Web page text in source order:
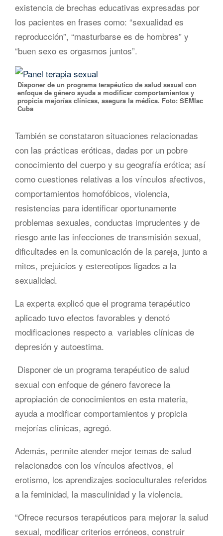
existencia de brechas educativas expresadas por
los pacientes en frases como: “sexualidad es
reproducción”, “masturbarse es de hombres” y
“buen sexo es orgasmos juntos”.
Disponer de un programa terapéutico de salud sexual con
enfoque de género ayuda a modificar comportamientos y
propicia mejorías clínicas, asegura la médica. Foto: SEMlac
Cuba
También se constataron situaciones relacionadas
con las prácticas eróticas, dadas por un pobre
conocimiento del cuerpo y su geografía erótica; así
como cuestiones relativas a los vínculos afectivos,
comportamientos homofóbicos, violencia,
resistencias para identificar oportunamente
problemas sexuales, conductas imprudentes y de
riesgo ante las infecciones de transmisión sexual,
dificultades en la comunicación de la pareja, junto a
mitos, prejuicios y estereotipos ligados a la
sexualidad.
La experta explicó que el programa terapéutico
aplicado tuvo efectos favorables y denotó
modificaciones respecto a variables clínicas de
depresión y autoestima.
Disponer de un programa terapéutico de salud
sexual con enfoque de género favorece la
apropiación de conocimientos en esta materia,
ayuda a modificar comportamientos y propicia
mejorías clínicas, agregó.
Además, permite atender mejor temas de salud
relacionados con los vínculos afectivos, el
erotismo, los aprendizajes socioculturales referidos
a la feminidad, la masculinidad y la violencia.
“Ofrece recursos terapéuticos para mejorar la salud
sexual, modificar criterios erróneos, construir